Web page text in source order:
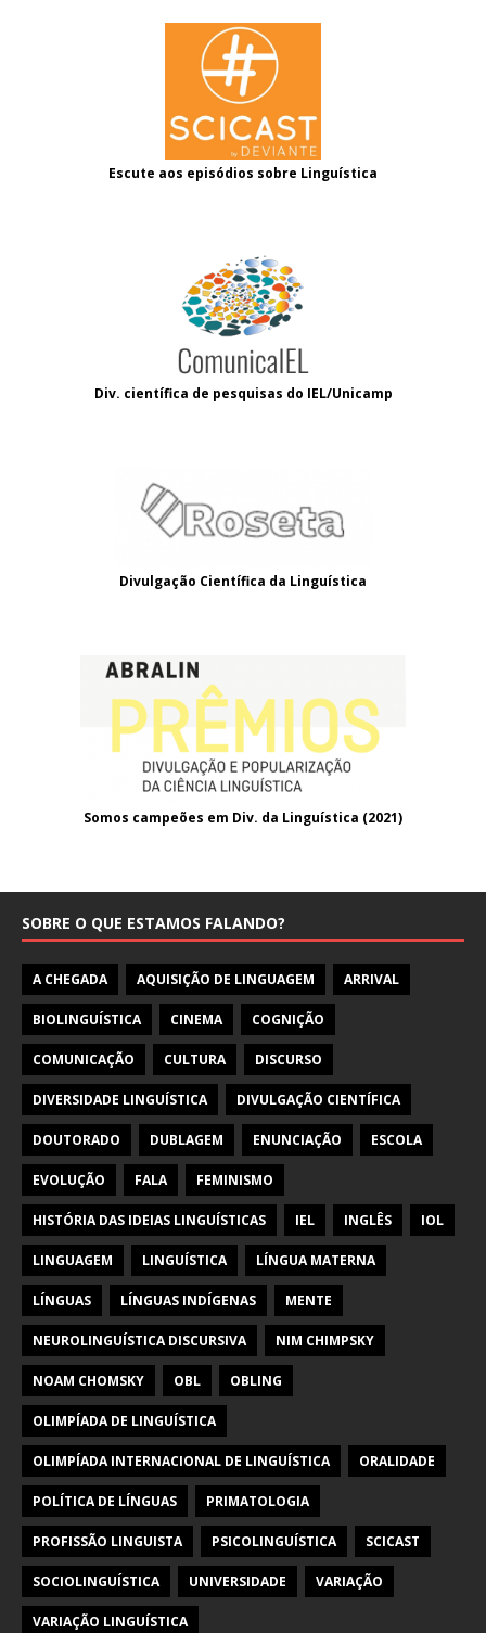
Escute aos episódios sobre Linguística
Div. científica de pesquisas do IEL/Unicamp
Divulgação Científica da Linguística
Somos campeões em Div. da Linguística (2021)
SOBRE O QUE ESTAMOS FALANDO?
A CHEGADA AQUISIÇÃO DE LINGUAGEM ARRIVAL
BIOLINGUÍSTICA CINEMA COGNIÇÃO
COMUNICAÇÃO CULTURA DISCURSO
DIVERSIDADE LINGUÍSTICA DIVULGAÇÃO CIENTÍFICA
DOUTORADO DUBLAGEM ENUNCIAÇÃO ESCOLA
EVOLUÇÃO FALA FEMINISMO
HISTÓRIA DAS IDEIAS LINGUÍSTICAS IEL INGLÊS IOL
LINGUAGEM LINGUÍSTICA LÍNGUA MATERNA
LÍNGUAS LÍNGUAS INDÍGENAS MENTE
NEUROLINGUÍSTICA DISCURSIVA NIM CHIMPSKY
NOAM CHOMSKY OBL OBLING
OLIMPÍADA DE LINGUÍSTICA
OLIMPÍADA INTERNACIONAL DE LINGUÍSTICA ORALIDADE
POLÍTICA DE LÍNGUAS PRIMATOLOGIA
PROFISSÃO LINGUISTA PSICOLINGUÍSTICA SCICAST
SOCIOLINGUÍSTICA UNIVERSIDADE VARIAÇÃO
VARIAÇÃO LINGUÍSTICA